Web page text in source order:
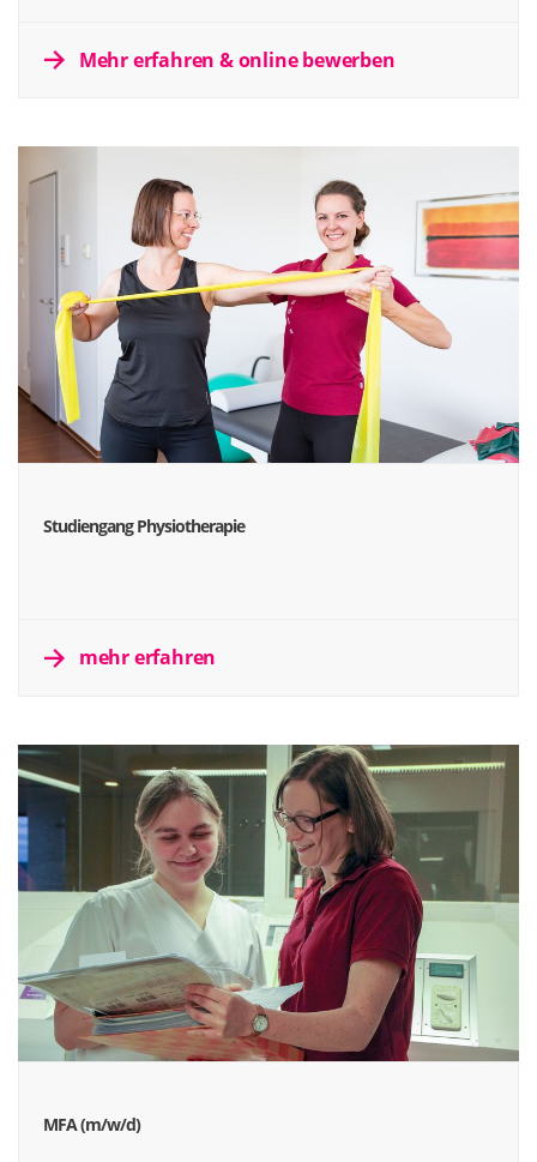
Mehr erfahren & online bewerben
Studiengang Physiotherapie
mehr erfahren
MFA (m/w/d)